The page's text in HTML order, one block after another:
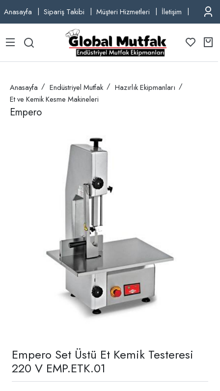
Anasayfa Sipariş Takibi Müşteri Hizmetleri İletişim TEL:
Anasayfa Endüstriyel Mutfak
Hazırlık Ekipmanları
Et ve Kemik Kesme Makineleri
Empero
Empero Set Üstü Et Kemik Testeresi
220 V EMP.ETK.01